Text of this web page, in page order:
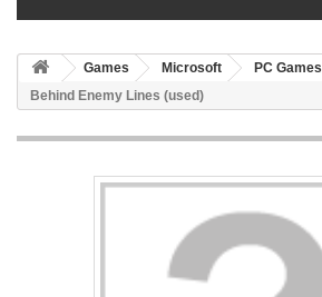
Games Microsoft PC Games
Behind Enemy Lines (used)